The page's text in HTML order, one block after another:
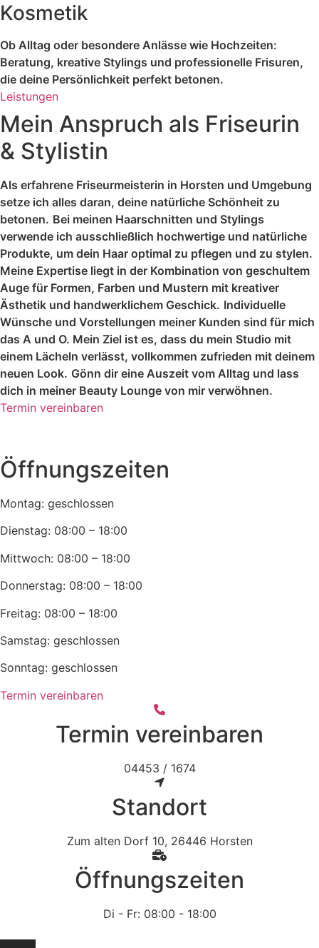
Kosmetik
Ob Alltag oder besondere Anlässe wie Hochzeiten:
Beratung, kreative Stylings und professionelle Frisuren,
die deine Persönlichkeit perfekt betonen.
Leistungen
Mein Anspruch als Friseurin
& Stylistin
Als erfahrene Friseurmeisterin in Horsten und Umgebung
setze ich alles daran, deine natürliche Schönheit zu
betonen. Bei meinen Haarschnitten und Stylings
verwende ich ausschließlich hochwertige und natürliche
Produkte, um dein Haar optimal zu pflegen und zu stylen.
Meine Expertise liegt in der Kombination von geschultem
Auge für Formen, Farben und Mustern mit kreativer
Ästhetik und handwerklichem Geschick. Individuelle
Wünsche und Vorstellungen meiner Kunden sind für mich
das A und O. Mein Ziel ist es, dass du mein Studio mit
einem Lächeln verlässt, vollkommen zufrieden mit deinem
neuen Look. Gönn dir eine Auszeit vom Alltag und lass
dich in meiner Beauty Lounge von mir verwöhnen.
Termin vereinbaren
Öffnungszeiten
Montag: geschlossen
Dienstag: 08:00 – 18:00
Mittwoch: 08:00 – 18:00
Donnerstag: 08:00 – 18:00
Freitag: 08:00 – 18:00
Samstag: geschlossen
Sonntag: geschlossen
Termin vereinbaren
Termin vereinbaren
04453 / 1674
Standort
Zum alten Dorf 10, 26446 Horsten
Öffnungszeiten
Di - Fr: 08:00 - 18:00